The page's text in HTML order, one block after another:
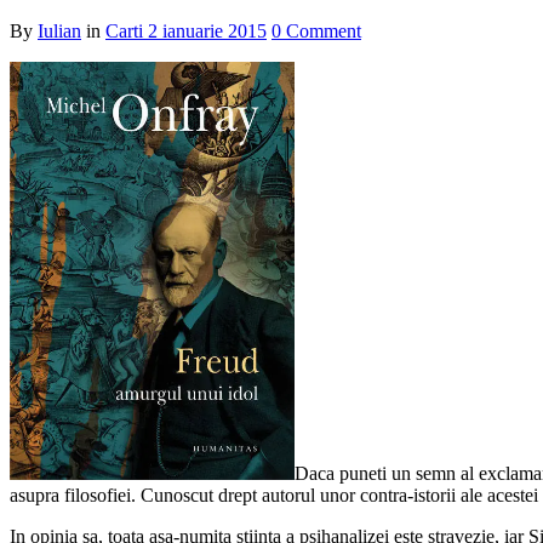
By Iulian in Carti 2 ianuarie 2015 0 Comment
Daca puneti un semn al
asupra filosofiei. Cunoscut drept autorul unor contra-istorii ale
In opinia sa, toata asa-numita stiinta a psihanalizei este stravezie,